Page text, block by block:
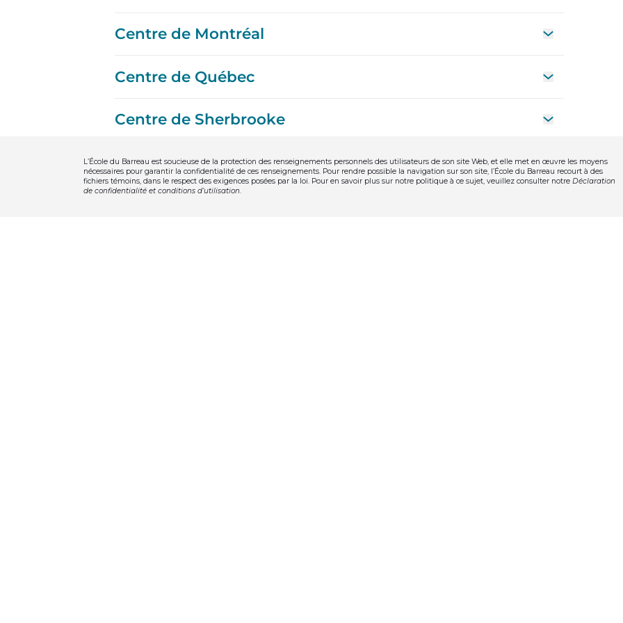
L’École du Barreau est soucieuse de la protection des renseignements personnels des utilisateurs de son site Web, et elle met en œuvre les moyens
nécessaires pour garantir la confidentialité de ces renseignements. Pour rendre possible la navigation sur son site, l’École du Barreau recourt à des
fichiers témoins, dans le respect des exigences posées par la loi. Pour en savoir plus sur notre politique à ce sujet, veuillez consulter notre Déclaration
de confidentialité et conditions d’utilisation.
Centre de Montréal Ouvrir le tiroir
Centre de Québec Ouvrir le tiroir
Centre de Sherbrooke Ouvrir le tiroir